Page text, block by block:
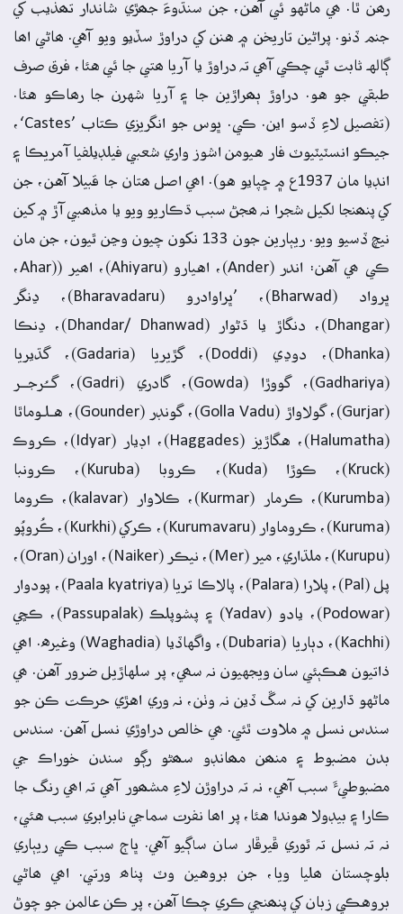
رھن ٿا. ھي ماڻهو ئي آهن، جن سنڌوءَ جھڙي شاندار تھذيب کي
جنم ڏنو. پراڻين تاريخن ۾ هنن کي دراوڙ سڏيو ويو آهي. ھاڻي اھا
ڳالهہ ثابت ٿي چڪي آھي تہ دراوڙ يا آريا ھتي جا ئي هئا، فرق صرف
طبقي جو هو. دراوڙ ٻھراڙين جا ۽ آريا شهرن جا رھاڪو هئا.
(تفصيل لاءِ ڏسو اين. ڪي. ڀوس جو انگريزي ڪتاب ’Castes‘،
جيڪو انسٽيٽيوٽ فار هيومن اشوز واري شعبي فيلڊيلفيا آمريڪا ۽
انڊيا مان 1937ع ۾ ڇپايو هو). اھي اصل ھتان جا قبيلا آهن، جن
کي پنھنجا لکيل شجرا نہ ھجڻ سبب ڌڪاريو ويو يا مذھبي آڙ ۾ کين
نيچ ڏسيو ويو. ريٻارين جون 133 نکون چيون وڃن ٿيون، جن مان
ڪي ھي آهن: اندر (Ander)، اهيارو (Ahiyaru)، اھير ((Ahar،
ڀرواد (Bharwad)، ’ڀراوادرو (Bharavadaru)، ڍنگر
(Dhangar)، دنگاڙ يا ڌڻوار (Dhandar/ Dhanwad)، ڍنڪا
(Dhanka)، دوڍي (Doddi)، گڙيريا (Gadaria)، گڌيريا
(Gadhariya)، گووڙا (Gowda)، گادري (Gadri)، گــُرجــر
(Gurjar)، گولاواڙ (Golla Vadu)، گونڊر (Gounder)، هـلـوماٿا
(Halumatha)، هگاڙيز (Haggades)، اڊيار (Idyar)، ڪروڪ
(Kruck)، ڪوڙا (Kuda)، ڪروبا (Kuruba)، ڪرونبا
(Kurumba)، ڪرمار (Kurmar)، ڪلاوار (kalavar)، ڪروما
(Kuruma)، ڪروماوار (Kurumavaru)، ڪرکي (Kurkhi)، ڪُروپُو
(Kurupu)، ملڌاري، مير (Mer)، نيڪر (Naiker)، اوران (Oran)،
پل (Pal)، پلارا (Palara)، پالاڪا تريا (Paala kyatriya)، پودوار
(Podowar)، يادو (Yadav) ۽ پشوپلڪ (Passupalak)، ڪڇي
(Kachhi)، دٻاريا (Dubaria)، واگهاڏيا (Waghadia) وغيره. اھي
ذاتيون هڪٻئي سان ويجهيون نہ سھي، پر سلهاڙيل ضرور آهن. ھي
ماڻهو ڌارين کي نہ سڱ ڏين نہ وٺن، نہ وري اهڙي حرڪت ڪن جو
سندس نسل ۾ ملاوت ٿئي. ھي خالص دراوڙي نسل آهن. سندس
بدن مضبوط ۽ منھن مھانڊو سھڻو رڳو سندن خوراڪ جي
مضبوطيءَ سبب آهي، نہ تہ دراوڙن لاءِ مشھور آھي تہ اھي رنگ جا
ڪارا ۽ بيڊولا هوندا هئا، پر اھا نفرت سماجي نابرابري سبب هئي،
نہ تہ نسل تہ ٿوري ڦيرڦار سان ساڳيو آهي. ڀاڄ سبب ڪي ريٻاري
بلوچستان ھليا ويا، جن بروهين وٽ پناھ ورتي. اھي ھاڻي
بروهڪي زبان کي پنھنجي ڪري چڪا آهن، پر ڪن عالمن جو چوڻ